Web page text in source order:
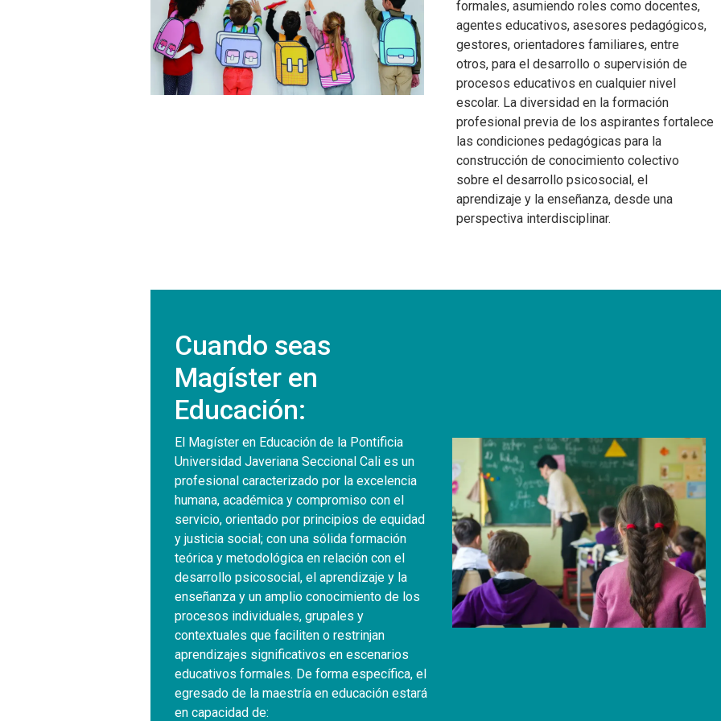
formales, asumiendo roles como docentes,
agentes educativos, asesores pedagógicos,
gestores, orientadores familiares, entre
otros, para el desarrollo o supervisión de
procesos educativos en cualquier nivel
escolar. La diversidad en la formación
profesional previa de los aspirantes fortalece
las condiciones pedagógicas para la
construcción de conocimiento colectivo
sobre el desarrollo psicosocial, el
aprendizaje y la enseñanza, desde una
perspectiva interdisciplinar.
Cuando seas
Magíster en
Educación:
El Magíster en Educación de la Pontificia
Universidad Javeriana Seccional Cali es un
profesional caracterizado por la excelencia
humana, académica y compromiso con el
servicio, orientado por principios de equidad
y justicia social; con una sólida formación
teórica y metodológica en relación con el
desarrollo psicosocial, el aprendizaje y la
enseñanza y un amplio conocimiento de los
procesos individuales, grupales y
contextuales que faciliten o restrinjan
aprendizajes significativos en escenarios
educativos formales. De forma específica, el
egresado de la maestría en educación estará
en capacidad de: